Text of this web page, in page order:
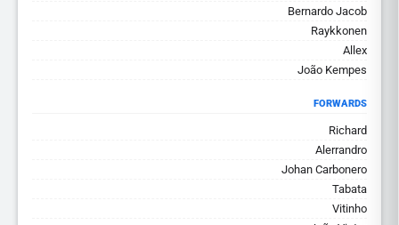
Bernardo Jacob
Raykkonen
Allex
João Kempes
FORWARDS
Richard
Alerrandro
Johan Carbonero
Tabata
Vitinho